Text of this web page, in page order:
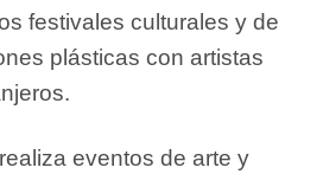
festivales culturales y de
plásticas con artistas
eventos de arte y